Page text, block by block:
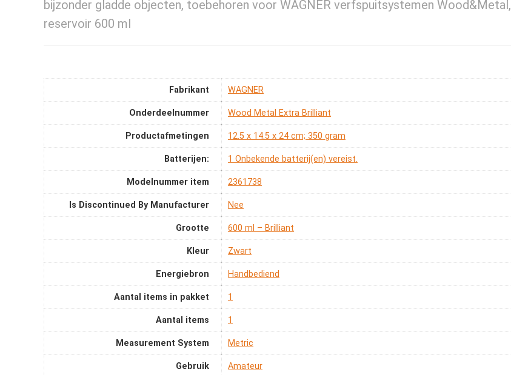
bijzonder gladde objecten, toebehoren voor WAGNER verfspuitsystemen Wood&Metal,
reservoir 600 ml
Fabrikant ‎WAGNER
Onderdeelnummer ‎Wood Metal Extra Brilliant
Productafmetingen ‎12.5 x 14.5 x 24 cm; 350 gram
Batterijen: ‎1 Onbekende batterij(en) vereist.
Modelnummer item ‎2361738
Is Discontinued By Manufacturer ‎Nee
Grootte ‎600 ml – Brilliant
Kleur ‎Zwart
Energiebron ‎Handbediend
Aantal items in pakket ‎1
Aantal items ‎1
Measurement System ‎Metric
Gebruik ‎Amateur